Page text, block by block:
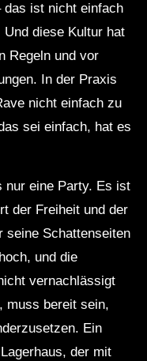
Stingray 313
der Halle am
Berghain,
FESTIVAL @
HEX Berlin
Art Club
das ist nicht einfach
diese Kultur hat
Regeln und vor
In der Praxis
nicht einfach zu
sei einfach, hat es
nur eine Party. Es ist
der Freiheit und der
seine Schattenseiten
und die
vernachlässigt
muss bereit sein,
Ein
der mit